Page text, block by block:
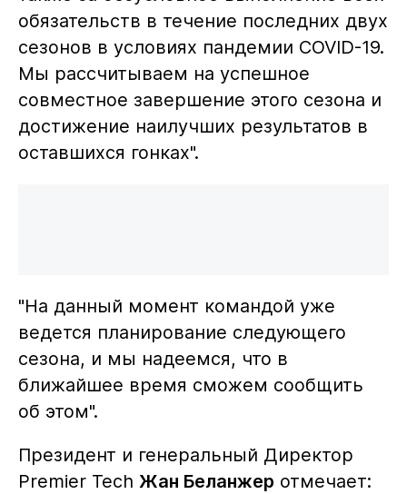
обязательств в течение последних двух
сезонов в условиях пандемии COVID-19.
Мы рассчитываем на успешное
совместное завершение этого сезона и
достижение наилучших результатов в
оставшихся гонках".
"На данный момент командой уже
ведется планирование следующего
сезона, и мы надеемся, что в
ближайшее время сможем сообщить
об этом".
Президент и генеральный Директор
Premier Tech Жан Беланжер отмечает: